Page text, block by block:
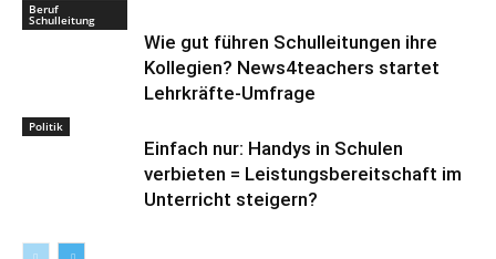
Beruf
Schulleitung
Wie gut führen Schulleitungen ihre
Kollegien? News4teachers startet
Lehrkräfte-Umfrage
Politik
Einfach nur: Handys in Schulen
verbieten = Leistungsbereitschaft im
Unterricht steigern?